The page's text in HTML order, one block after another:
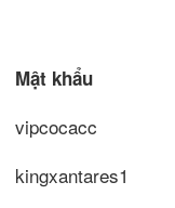
Mật khẩu
vipcocacc
kingxantares1